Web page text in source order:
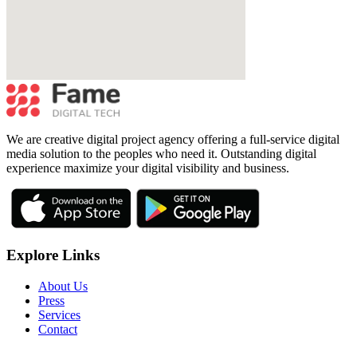
We are creative digital project agency offering a full-service digital
media solution to the peoples who need it. Outstanding digital
experience maximize your digital visibility and business.
Explore Links
About Us
Press
Services
Contact